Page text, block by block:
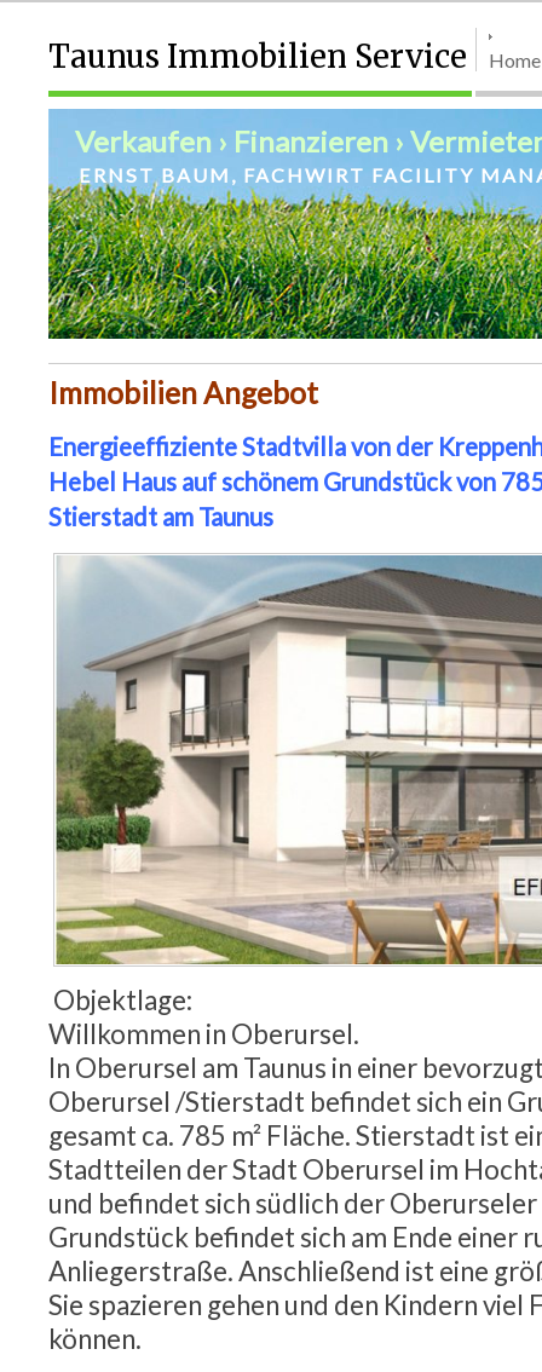
Taunus Immobilien Service Home
Verkaufen › Finanzieren ›
ERNST BAUM, FACHWIRT FACILITY
Immobilien Angebot
Energieeffiziente Stadtvilla von der
Hebel Haus auf schönem Grundstück von
Stierstadt am Taunus
Objektlage:
Willkommen in Oberursel.
In Oberursel am Taunus in einer
Oberursel /Stierstadt befindet sich ein
gesamt ca. 785 m² Fläche. Stierstadt ist
Stadtteilen der Stadt Oberursel im
und befindet sich südlich der
Grundstück befindet sich am Ende einer
Anliegerstraße. Anschließend ist eine
Sie spazieren gehen und den Kindern viel
können.